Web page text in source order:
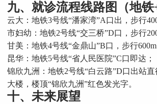
九、就诊流程线路图（地铁
云大：地铁3号线“潘家湾”A口出，步行
市妇幼：地铁2号线“交三桥”D口，步行
甘美：地铁4号线“金鼎山”B口，步行600m
昆华：地铁5号线“省人民医院”C口即达；
锦欣九洲：地铁2号线“白云路”D口出站直
大楼，楼顶“锦欣九洲”红色发光字。
十、未来展望